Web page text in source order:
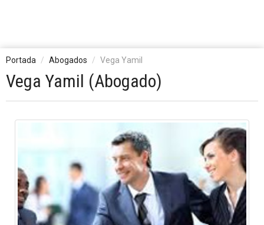
Portada Abogados Vega Yamil
Vega Yamil (Abogado)